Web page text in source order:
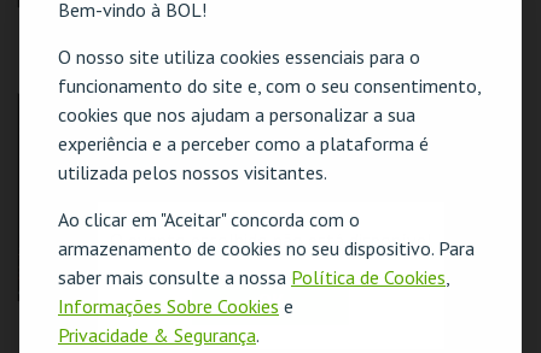
Bem-vindo à BOL!
O nosso site utiliza cookies essenciais para o
funcionamento do site e, com o seu consentimento,
cookies que nos ajudam a personalizar a sua
experiência e a perceber como a plataforma é
utilizada pelos nossos visitantes.
Ao clicar em "Aceitar" concorda com o
armazenamento de cookies no seu dispositivo. Para
saber mais consulte a nossa Política de Cookies,
Informações Sobre Cookies e
Privacidade & Segurança.
CAUSAS | FLESH
CINEMATECA
MAIS INFO
COMPRAR
CAUSAS | THE LAST
PICTURE SHOW
CINEMATECA
MAIS INFO
COMPRAR
REBELDES SEM
CAUSAS |
O evento escolhido não está disponível
OK